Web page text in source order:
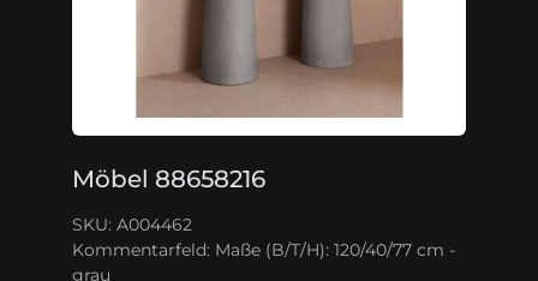
Möbel 88658216
SKU: A004462
Kommentarfeld: Maße (B/T/H): 120/40/77 cm -
grau